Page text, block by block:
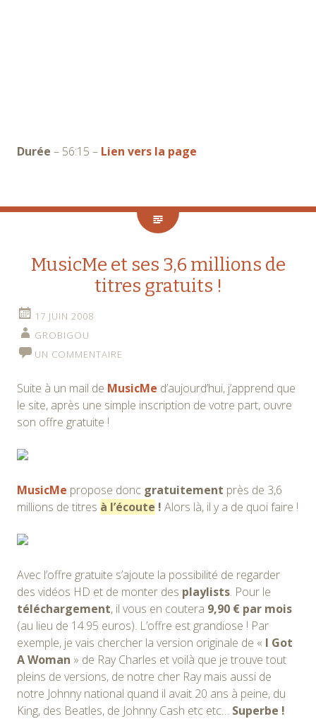
Durée – 56:15 – Lien vers la page
MusicMe et ses 3,6 millions de
titres gratuits !
17 JUIN 2008
GROBIGOU
UN COMMENTAIRE
Suite à un mail de MusicMe d’aujourd’hui, j’apprend que
le site, après une simple inscription de votre part, ouvre
son offre gratuite !
MusicMe propose donc gratuitement près de 3,6
millions de titres à l’écoute ! Alors là, il y a de quoi faire !
Avec l’offre gratuite s’ajoute la possibilité de regarder
des vidéos HD et de monter des playlists. Pour le
téléchargement, il vous en coutera 9,90 € par mois
(au lieu de 14.95 euros). L’offre est grandiose ! Par
exemple, je vais chercher la version originale de « I Got
A Woman » de Ray Charles et voilà que je trouve tout
pleins de versions, de notre cher Ray mais aussi de
notre Johnny national quand il avait 20 ans à peine, du
King, des Beatles, de Johnny Cash etc etc… Superbe !